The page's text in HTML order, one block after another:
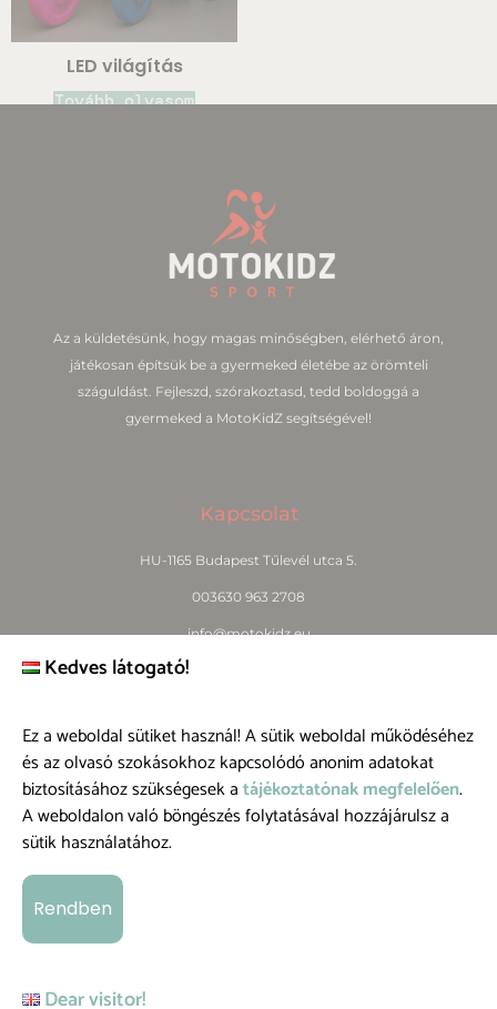
LED világítás
Tovább olvasom
Az a küldetésünk, hogy magas minőségben, elérhető áron,
játékosan építsük be a gyermeked életébe az örömteli
száguldást. Fejleszd, szórakoztasd, tedd boldoggá a
gyermeked a MotoKidZ segítségével!
Kapcsolat
HU-1165 Budapest Tűlevél utca 5.
003630 963 2708
info@motokidz.eu
www.motokidz.eu
Információ
Termékeink
Kedves látogató!
Ez a weboldal sütiket használ! A sütik weboldal működéséhez
és az olvasó szokásokhoz kapcsolódó anonim adatokat
biztosításához szükségesek atájékoztatónak megfelelően.
A weboldalon való böngészés folytatásával hozzájárulsz a
sütik használatához.
Rendben
Dear visitor!